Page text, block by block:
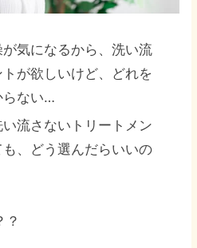
気になるから、洗い流
が欲しいけど、どれを
らない…
い流さないトリートメン
も、どう選んだらいいの
？